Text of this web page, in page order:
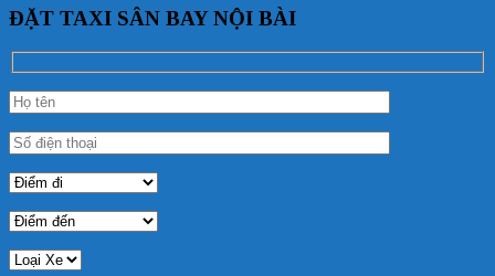
ĐẶT TAXI SÂN BAY NỘI BÀI